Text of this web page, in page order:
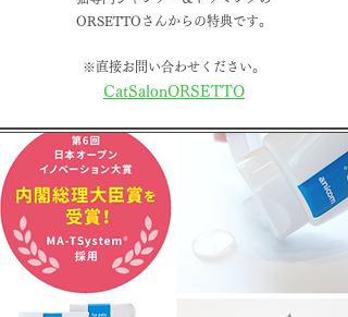
​ORSETTOさんからの特典です。
※直接お問い合わせください。
CatSalonORSETTO